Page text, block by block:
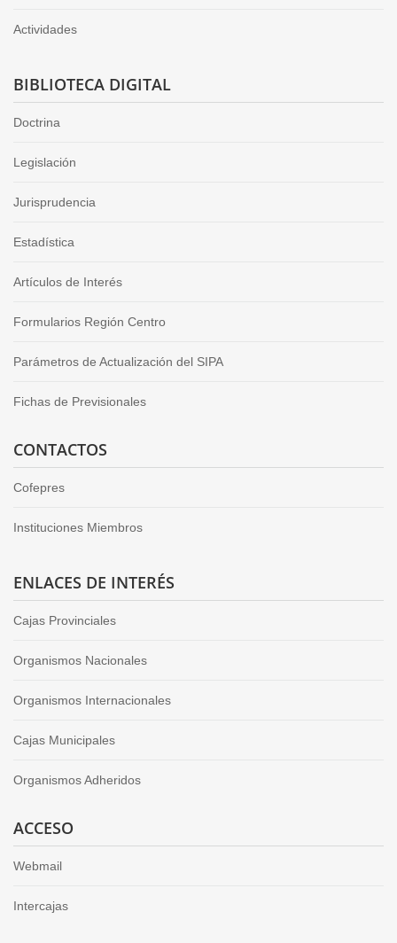
Actividades
BIBLIOTECA DIGITAL
Doctrina
Legislación
Jurisprudencia
Estadística
Artículos de Interés
Formularios Región Centro
Parámetros de Actualización del SIPA
Fichas de Previsionales
CONTACTOS
Cofepres
Instituciones Miembros
ENLACES DE INTERÉS
Cajas Provinciales
Organismos Nacionales
Organismos Internacionales
Cajas Municipales
Organismos Adheridos
ACCESO
Webmail
Intercajas